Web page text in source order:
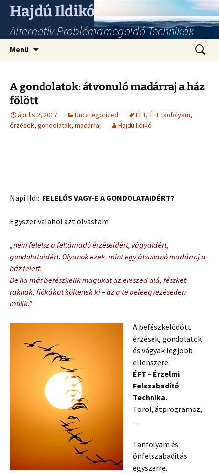
Hajdú Ildikó
Alternatív Problémamegoldó Technikák
Menü
A gondolatok: átvonuló madárraj a ház
fölött
április 2, 2017 Uncategorized ÉFT, ÉFT tanfolyam,
érzések, gondolatok, madárraj Hajdú Ildikó
Napi Ildi: FELELŐS VAGY-E A GONDOLATAIDÉRT?
Egyszer valahol azt olvastam:
„nem felelsz a feltámadó érzéseidért, vágyaidért,
gondolataidért. Olyanok ezek, mint egy átsuhanó madárraj a
ház felett.
De ha már befészkelik magukat az ereszed alá, fészket
raknak, fiókákat költenek ki – az a te beleegyezéseden
múlik.”
A befészkelődött
érzések, gondolatok
és vágyak legjobb
ellenszere:
ÉFT – Érzelmi
Felszabadító
Technika.
Töröl, átprogramoz,
…
Tanfolyam és
önfelszabadítás
egyszerre.